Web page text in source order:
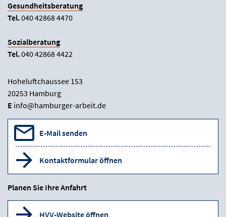
Gesundheitsberatung
Tel.040 42868 4470
Sozialberatung
Tel.040 42868 4422
Hoheluftchaussee 153
20253 Hamburg
E info@hamburger-arbeit.de
E-Mail senden
Kontaktformular öffnen
Planen Sie Ihre Anfahrt
HVV-Website öffnen